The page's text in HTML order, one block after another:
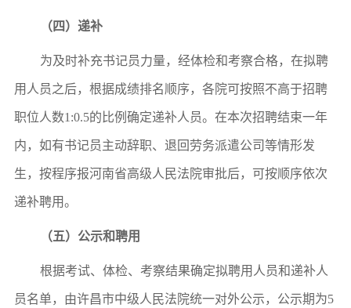
（四）递补
为及时补充书记员力量，经体检和考察合格，在拟聘
用人员之后，根据成绩排名顺序，各院可按照不高于招聘
职位人数1:0.5的比例确定递补人员。在本次招聘结束一年
内，如有书记员主动辞职、退回劳务派遣公司等情形发
生，按程序报河南省高级人民法院审批后，可按顺序依次
递补聘用。
（五）公示和聘用
根据考试、体检、考察结果确定拟聘用人员和递补人
员名单，由许昌市中级人民法院统一对外公示，公示期为5